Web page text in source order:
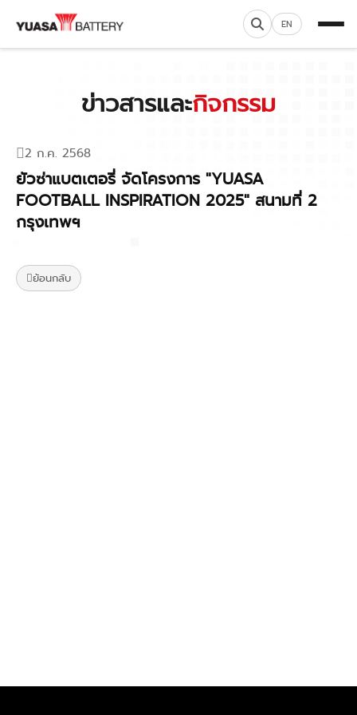
EN
ข่าวสารและกิจกรรม
2 ก.ค. 2568
ยัวซ่าแบตเตอรี่ จัดโครงการ "YUASA
FOOTBALL INSPIRATION 2025" สนามที่ 2
กรุงเทพฯ
ย้อนกลับ